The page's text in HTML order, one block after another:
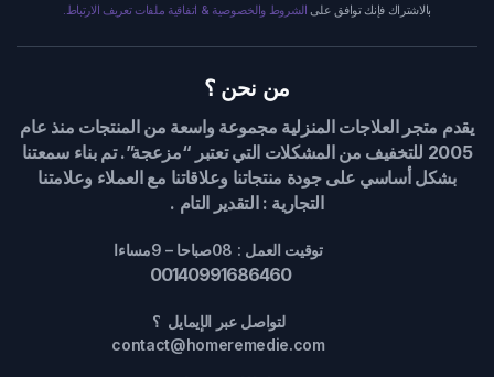
بالاشتراك فإنك توافق على الشروط والخصوصية & اتفاقية ملفات تعريف الارتباط.
من نحن ؟
يقدم متجر العلاجات المنزلية مجموعة واسعة من المنتجات منذ عام
2005 للتخفيف من المشكلات التي تعتبر “مزعجة”. تم بناء سمعتنا
بشكل أساسي على جودة منتجاتنا وعلاقاتنا مع العملاء وعلامتنا
التجارية : التقدير التام .
توقيت العمل : 08صباحا – 9مساءا
00140991686460
لتواصل عبر الإيمايل ؟
contact@homeremedie.com